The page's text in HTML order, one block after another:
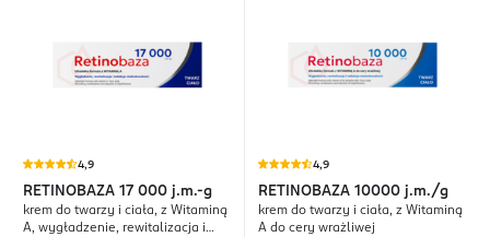
4,9
RETINOBAZA 17 000 j.m.-g
krem do twarzy i ciała, z Witaminą
A, wygładzenie, rewitalizacja i
4,9
RETINOBAZA 10000 j.m./g
krem do twarzy i ciała, z Witaminą
A do cery wrażliwej